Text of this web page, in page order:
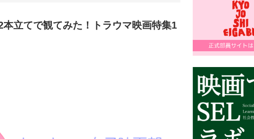
立てで観てみた！トラウマ映画特集1